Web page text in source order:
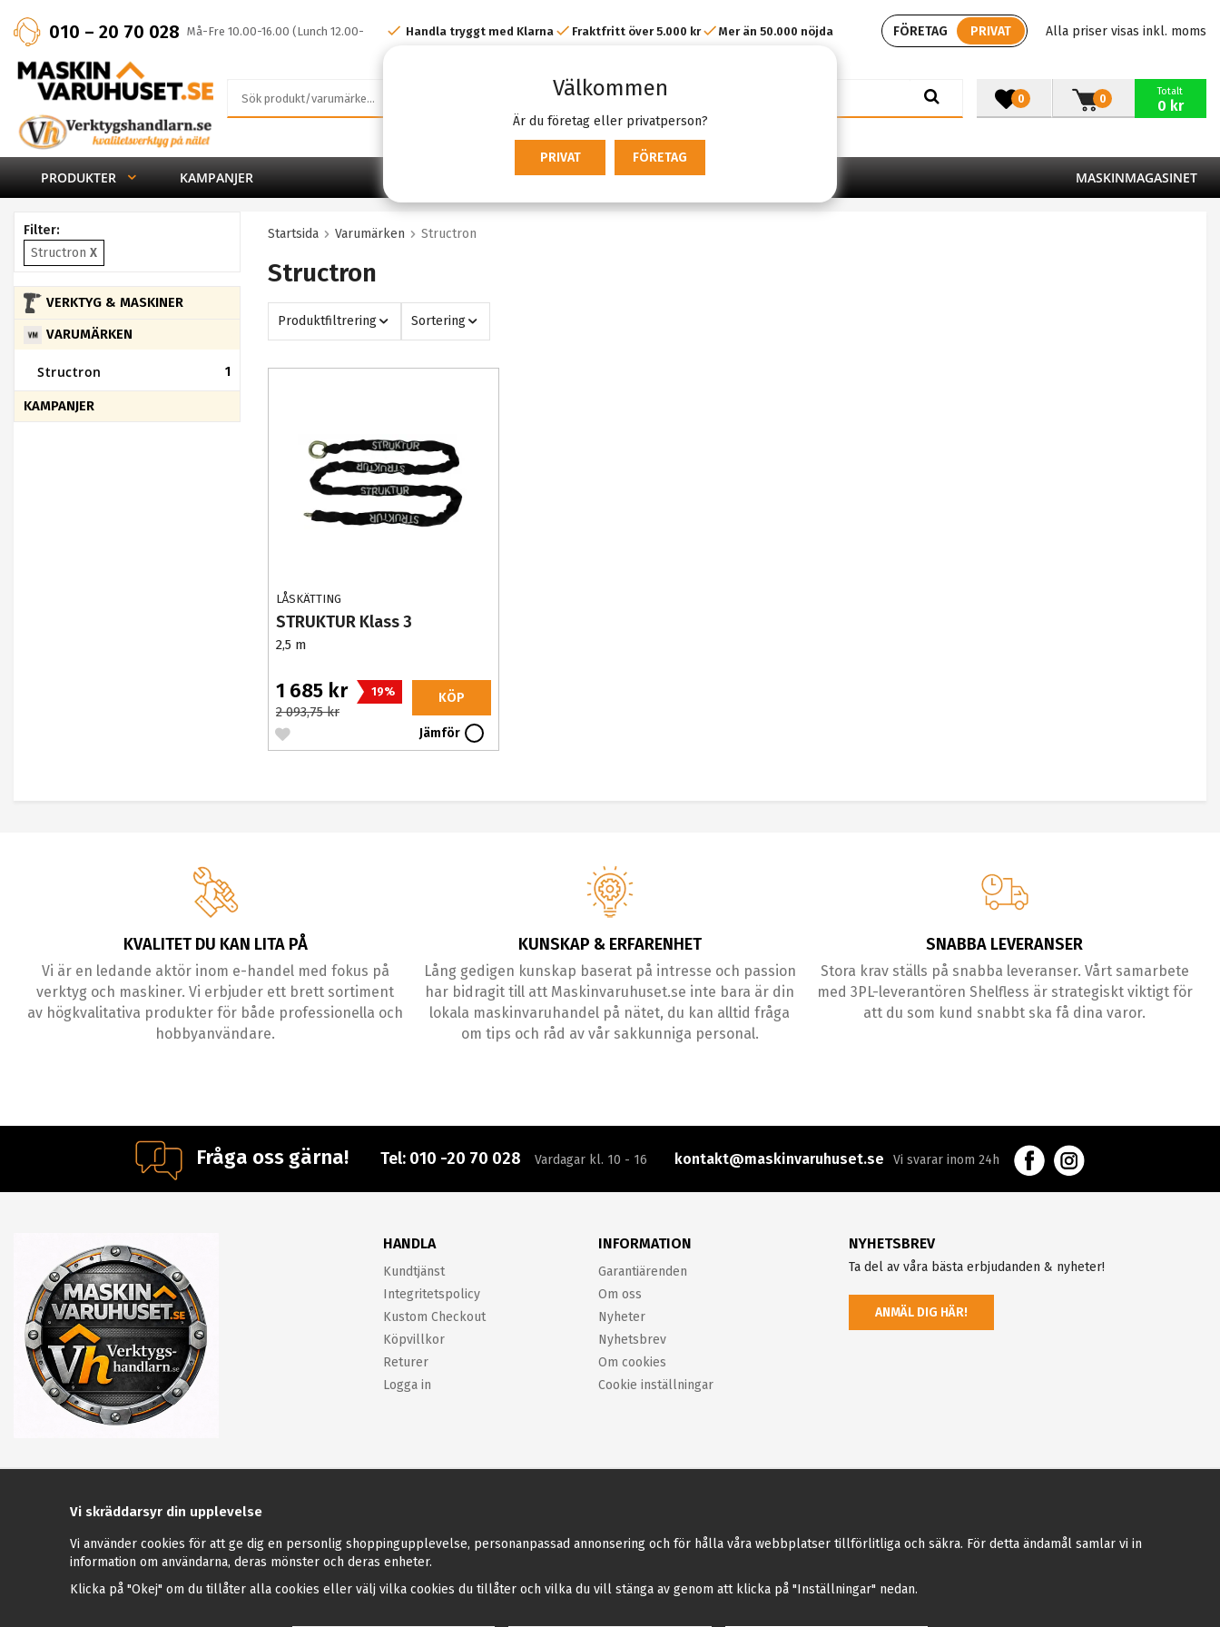
Välkommen
Är du företag eller privatperson?
PRIVAT FÖRETAG
010 – 20 70 028 Må-Fre 10.00-16.00 (Lunch 12.00-
13.00)
FÖRETAG PRIVAT Alla priser visas inkl. moms
Handla tryggt med Klarna Fraktfritt över 5.000 kr Mer än 50.000 nöjda
0
Totalt
0 kr
0
PRODUKTER KAMPANJER MASKINMAGASINET
Filter:
Structron X
VERKTYG & MASKINER
VARUMÄRKEN
Structron 1
KAMPANJER
Startsida Varumärken Structron
Structron
Produktfiltrering Sortering
LÅSKÄTTING
STRUKTUR Klass 3
2,5 m
1 685 kr 19%
2 093,75 kr
KÖP
Jämför
KVALITET DU KAN LITA PÅ
Vi är en ledande aktör inom e-handel med fokus på
verktyg och maskiner. Vi erbjuder ett brett sortiment
av högkvalitativa produkter för både professionella och
hobbyanvändare.
KUNSKAP & ERFARENHET
Lång gedigen kunskap baserat på intresse och passion
har bidragit till att Maskinvaruhuset.se inte bara är din
lokala maskinvaruhandel på nätet, du kan alltid fråga
om tips och råd av vår sakkunniga personal.
SNABBA LEVERANSER
Stora krav ställs på snabba leveranser. Vårt samarbete
med 3PL-leverantören Shelfless är strategiskt viktigt för
att du som kund snabbt ska få dina varor.
Fråga oss gärna! Tel: 010 -20 70 028 Vardagar kl. 10 - 16 kontakt@maskinvaruhuset.se Vi svarar inom 24h
HANDLA
Kundtjänst
Integritetspolicy
Kustom Checkout
Köpvillkor
Returer
Logga in
INFORMATION
Garantiärenden
Om oss
Nyheter
Nyhetsbrev
Om cookies
Cookie inställningar
NYHETSBREV
Ta del av våra bästa erbjudanden & nyheter!
ANMÄL DIG HÄR!
Vi skräddarsyr din upplevelse
Vi använder cookies för att ge dig en personlig shoppingupplevelse, personanpassad annonsering och för hålla våra webbplatser tillförlitliga och säkra. För detta ändamål samlar vi in
information om användarna, deras mönster och deras enheter.
Klicka på "Okej" om du tillåter alla cookies eller välj vilka cookies du tillåter och vilka du vill stänga av genom att klicka på "Inställningar" nedan.